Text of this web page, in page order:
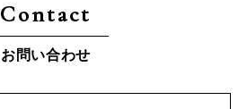
Contact
お問い合わせ